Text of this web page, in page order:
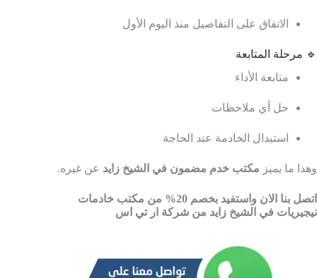
الاتفاق على التفاصيل منذ اليوم الأول
🔹 مرحلة المتابعة
متابعة الأداء
حل أي ملاحظات
استبدال الخادمة عند الحاجة
وهذا ما يميز مكتب خدم مضمون في الشيخ زايد عن غيره.
اتصل بنا الان واستفيد بخصم 20% من مكتب خادمات
نيجيريات في الشيخ زايد من شركة ار تي اس